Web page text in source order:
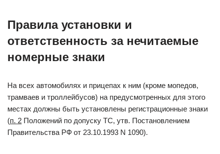
Правила установки и
ответственность за нечитаемые
номерные знаки
На всех автомобилях и прицепах к ним (кроме мопедов,
трамваев и троллейбусов) на предусмотренных для этого
местах должны быть установлены регистрационные знаки
(п. 2 Положений по допуску ТС, утв. Постановлением
Правительства РФ от 23.10.1993 N 1090).